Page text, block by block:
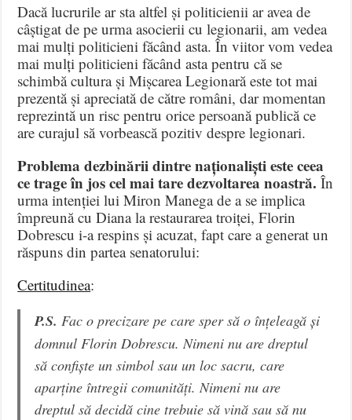
Dacă lucrurile ar sta altfel și politicienii ar avea de
câștigat de pe urma asocierii cu legionarii, am vedea
mai mulți politicieni făcând asta. În viitor vom vedea
mai mulți politicieni făcând asta pentru că se
schimbă cultura și Mișcarea Legionară este tot mai
prezentă și apreciată de către români, dar momentan
reprezintă un risc pentru orice persoană publică ce
are curajul să vorbească pozitiv despre legionari.
Problema dezbinării dintre naționaliști este ceea
ce trage în jos cel mai tare dezvoltarea noastră. În
urma intenției lui Miron Manega de a se implica
împreună cu Diana la restaurarea troiței, Florin
Dobrescu i-a respins și acuzat, fapt care a generat un
răspuns din partea senatorului:
Certitudinea:
P.S. Fac o precizare pe care sper să o înțeleagă și
domnul Florin Dobrescu. Nimeni nu are dreptul
să confiște un simbol sau un loc sacru, care
aparține întregii comunități. Nimeni nu are
dreptul să decidă cine trebuie să vină sau să nu